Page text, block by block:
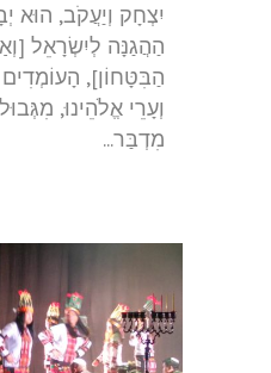
יִצְחָק וְיַעֲקֹב, הוּא
הַהֲגַנָּה לְיִשְׂרָאֵל
הַבִּטָּחוֹן],
וְעָרֵי אֱלֹהֵינוּ,
מִדְבַּר...